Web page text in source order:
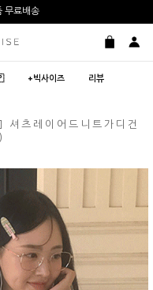
료배송
+빅사이즈 리뷰
츠레이어드니트가디건